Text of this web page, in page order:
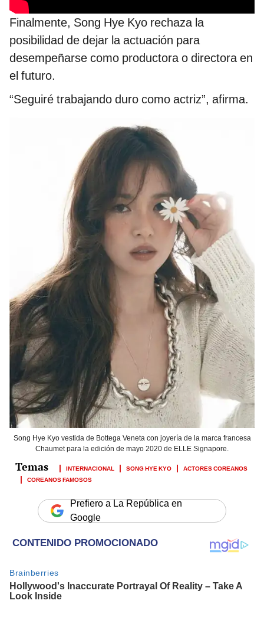
Finalmente, Song Hye Kyo rechaza la
posibilidad de dejar la actuación para
desempeñarse como productora o directora en
el futuro.
“Seguiré trabajando duro como actriz”, afirma.
Song Hye Kyo vestida de Bottega Veneta con joyería de la marca francesa
Chaumet para la edición de mayo 2020 de ELLE Signapore.
INTERNACIONAL SONG HYE KYO
ACTORES COREANOS
COREANOS FAMOSOS
Prefiero a La República en
Google